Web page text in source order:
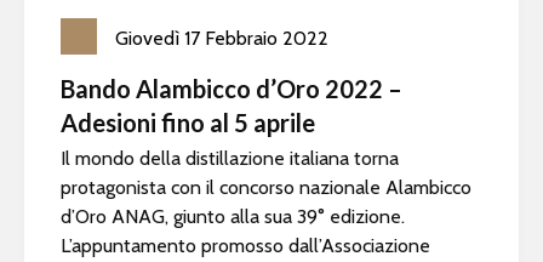
Giovedì 17 Febbraio 2022
Bando Alambicco d’Oro 2022 –
Adesioni fino al 5 aprile
Il mondo della distillazione italiana torna
protagonista con il concorso nazionale Alambicco
d’Oro ANAG, giunto alla sua 39° edizione.
L’appuntamento promosso dall’Associazione